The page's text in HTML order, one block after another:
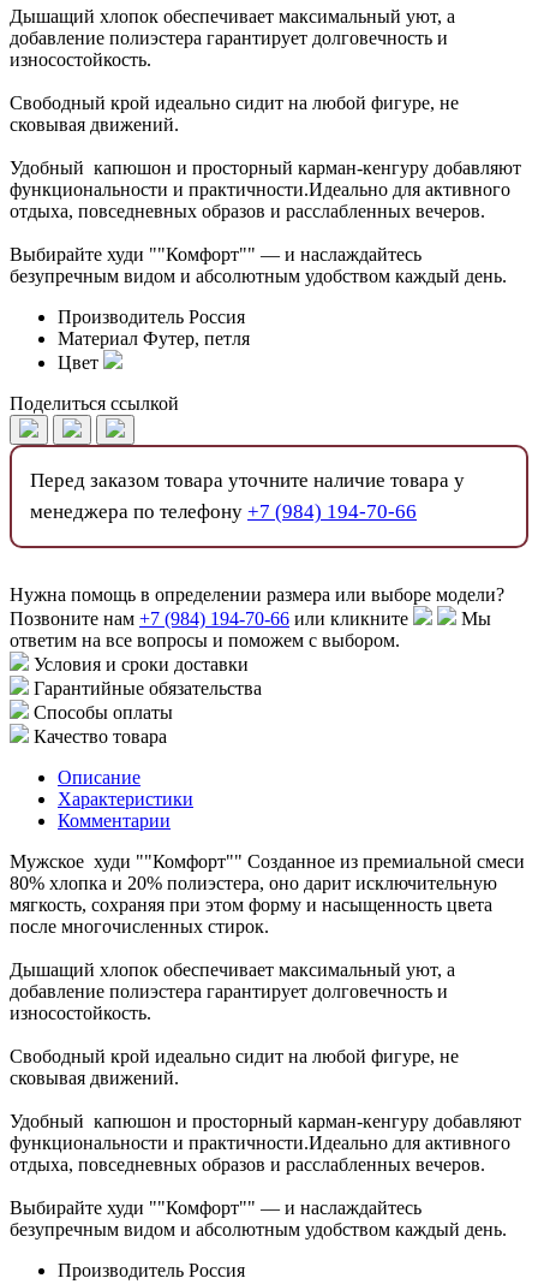
Дышащий хлопок обеспечивает максимальный уют, а
добавление полиэстера гарантирует долговечность и
износостойкость.
Свободный крой идеально сидит на любой фигуре, не
сковывая движений.
Удобный капюшон и просторный карман-кенгуру добавляют
функциональности и практичности.Идеально для активного
отдыха, повседневных образов и расслабленных вечеров.
Выбирайте худи ""Комфорт"" — и наслаждайтесь
безупречным видом и абсолютным удобством каждый день.
Производитель Россия
Материал Футер, петля
Цвет
Поделиться ссылкой
Перед заказом товара уточните наличие товара у
менеджера по телефону +7 (984) 194-70-66
Нужна помощь в определении размера или выборе модели?
Позвоните нам +7 (984) 194-70-66 или кликните
Мы
ответим на все вопросы и поможем с выбором.
Условия и сроки доставки
Гарантийные обязательства
Способы оплаты
Качество товара
Описание
Характеристики
Комментарии
Мужское худи ""Комфорт"" Созданное из премиальной смеси
80% хлопка и 20% полиэстера, оно дарит исключительную
мягкость, сохраняя при этом форму и насыщенность цвета
после многочисленных стирок.
Дышащий хлопок обеспечивает максимальный уют, а
добавление полиэстера гарантирует долговечность и
износостойкость.
Свободный крой идеально сидит на любой фигуре, не
сковывая движений.
Удобный капюшон и просторный карман-кенгуру добавляют
функциональности и практичности.Идеально для активного
отдыха, повседневных образов и расслабленных вечеров.
Выбирайте худи ""Комфорт"" — и наслаждайтесь
безупречным видом и абсолютным удобством каждый день.
Производитель Россия